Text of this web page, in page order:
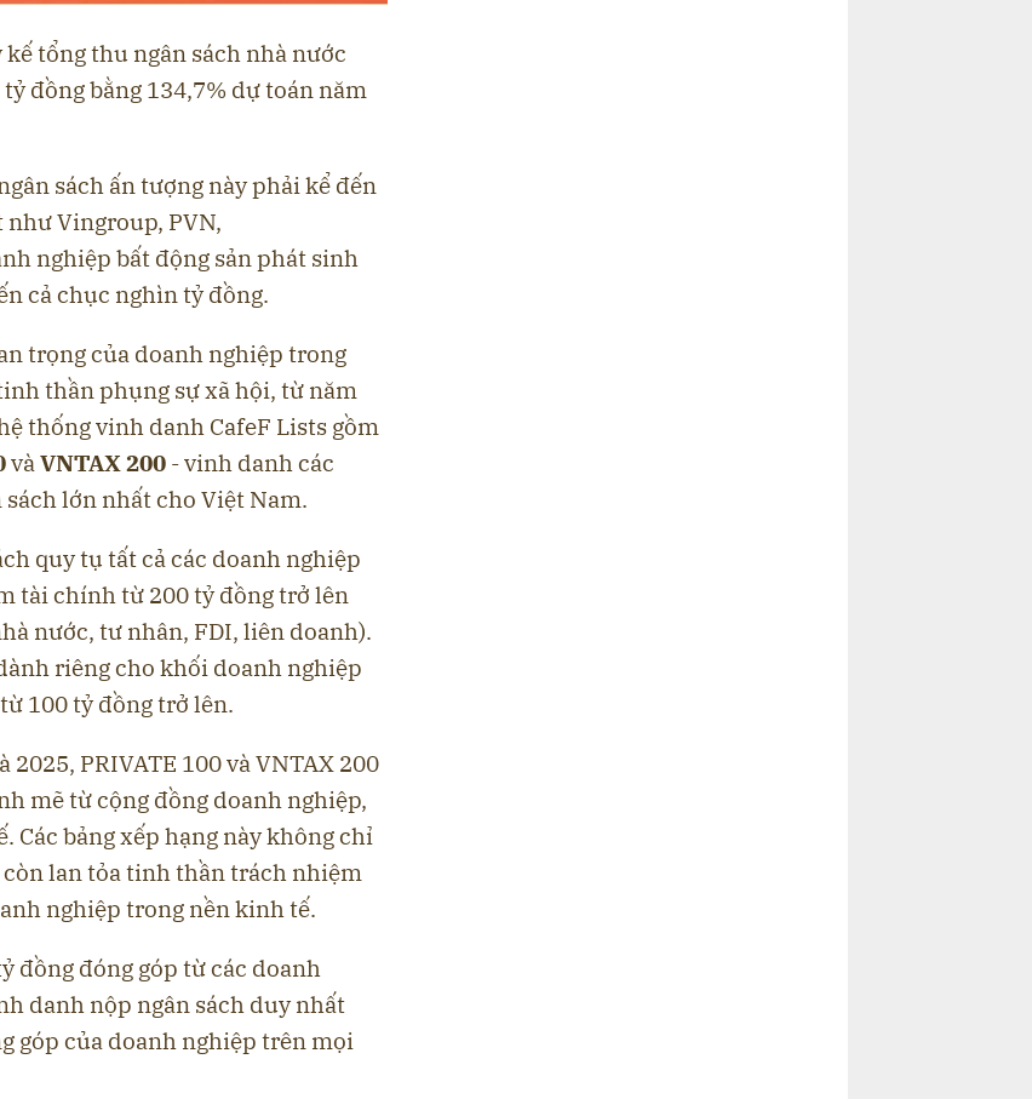
tổng thu ngân sách nhà nước
đồng bằng 134,7% dự toán năm
sách ấn tượng này phải kể đến
Vingroup, PVN,
nghiệp bất động sản phát sinh
cả chục nghìn tỷ đồng.
trọng của doanh nghiệp trong
thần phụng sự xã hội, từ năm
thống vinh danh CafeF Lists gồm
và VNTAX 200 - vinh danh các
lớn nhất cho Việt Nam.
quy tụ tất cả các doanh nghiệp
tài chính từ 200 tỷ đồng trở lên
nước, tư nhân, FDI, liên doanh).
riêng cho khối doanh nghiệp
100 tỷ đồng trở lên.
PRIVATE 100 và VNTAX 200
mẽ từ cộng đồng doanh nghiệp,
Các bảng xếp hạng này không chỉ
lan tỏa tinh thần trách nhiệm
nghiệp trong nền kinh tế.
đồng đóng góp từ các doanh
danh nộp ngân sách duy nhất
góp của doanh nghiệp trên mọi